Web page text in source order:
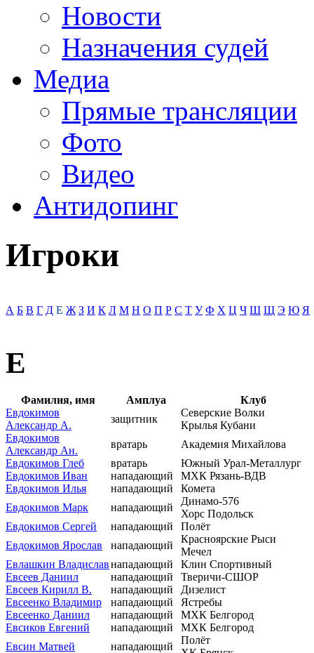
Новости
Назначения судей
Медиа
Прямые трансляции
Фото
Видео
Антидопинг
Игроки
А Б В Г Д Е Ж З И К Л М Н О П Р С Т У Ф Х Ц Ч Ш Щ Э Ю Я
Е
Фамилия, имя Амплуа
Клуб
Евдокимов
Александр А.
защитник
Северские Волки
Крылья Кубани
Евдокимов
Александр Ан.
вратарь
Академия Михайлова
Евдокимов Глеб
вратарь
Южный Урал-Металлург
Евдокимов Иван
нападающий
МХК Рязань-ВДВ
Евдокимов Илья
нападающий
Комета
Евдокимов Марк
нападающий
Динамо-576
Хорс Подольск
Евдокимов Сергей
нападающий
Полёт
Евдокимов Ярослав
нападающий
Красноярские Рыси
Мечел
Евлашкин Владиславнападающий
Клин Спортивный
Евсеев Даниил
нападающий
Тверичи-СШОР
Евсеев Кирилл В.
нападающий
Дизелист
Евсеенко Владимир
нападающий
Ястребы
Евсеенко Даниил
нападающий
МХК Белгород
Евсиков Евгений
нападающий
МХК Белгород
Евсин Матвей
нападающий
Полёт